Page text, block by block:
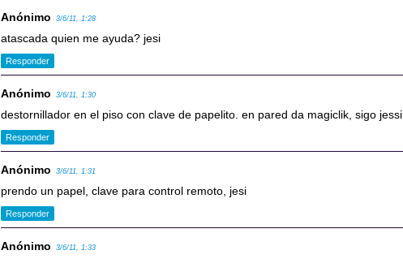
Anónimo 3/6/11, 1:28
atascada quien me ayuda? jesi
Responder
Anónimo 3/6/11, 1:30
destornillador en el piso con clave de papelito. en pared da magiclik, sigo jessi
Responder
Anónimo 3/6/11, 1:31
prendo un papel, clave para control remoto, jesi
Responder
Anónimo 3/6/11, 1:33